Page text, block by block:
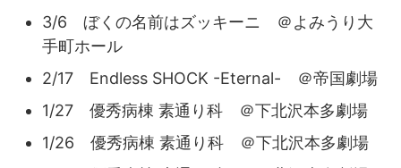
3/6 ぼくの名前はズッキーニ ＠よみうり大
手町ホール
2/17 Endless SHOCK -Eternal- ＠帝国劇場
1/27 優秀病棟 素通り科 ＠下北沢本多劇場
1/26 優秀病棟 素通り科 ＠下北沢本多劇場